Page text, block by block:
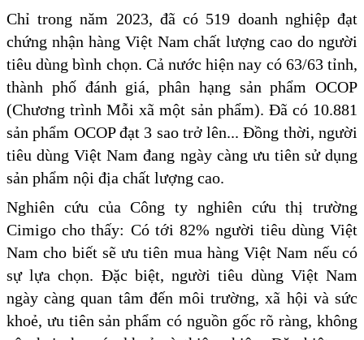
Chỉ trong năm 2023, đã có 519 doanh nghiệp đạt
chứng nhận hàng Việt Nam chất lượng cao do người
tiêu dùng bình chọn. Cả nước hiện nay có 63/63 tỉnh,
thành phố đánh giá, phân hạng sản phẩm OCOP
(Chương trình Mỗi xã một sản phẩm). Đã có 10.881
sản phẩm OCOP đạt 3 sao trở lên... Đồng thời, người
tiêu dùng Việt Nam đang ngày càng ưu tiên sử dụng
sản phẩm nội địa chất lượng cao.
Nghiên cứu của Công ty nghiên cứu thị trường
Cimigo cho thấy: Có tới 82% người tiêu dùng Việt
Nam cho biết sẽ ưu tiên mua hàng Việt Nam nếu có
sự lựa chọn. Đặc biệt, người tiêu dùng Việt Nam
ngày càng quan tâm đến môi trường, xã hội và sức
khoẻ, ưu tiên sản phẩm có nguồn gốc rõ ràng, không